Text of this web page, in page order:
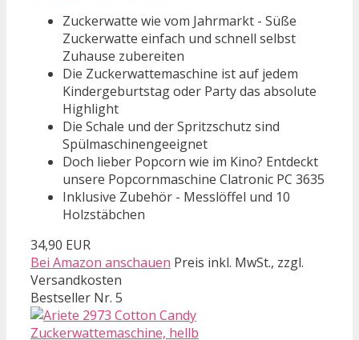
Zuckerwatte wie vom Jahrmarkt - Süße
Zuckerwatte einfach und schnell selbst
Zuhause zubereiten
Die Zuckerwattemaschine ist auf jedem
Kindergeburtstag oder Party das absolute
Highlight
Die Schale und der Spritzschutz sind
Spülmaschinengeeignet
Doch lieber Popcorn wie im Kino? Entdeckt
unsere Popcornmaschine Clatronic PC 3635
Inklusive Zubehör - Messlöffel und 10
Holzstäbchen
34,90 EUR
Bei Amazon anschauen Preis inkl. MwSt., zzgl.
Versandkosten
Bestseller Nr. 5